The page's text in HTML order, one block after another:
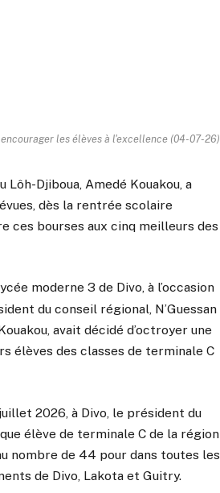
les élèves à l'excellence (04-07-26)
Djiboua, Amedé Kouakou, a
dès la rentrée scolaire
ces bourses aux cinq meilleurs des
moderne 3 de Divo, à l’occasion
du conseil régional, N’Guessan
avait décidé d’octroyer une
élèves des classes de terminale C
2026, à Divo, le président du
élève de terminale C de la région
nombre de 44 pour dans toutes les
de Divo, Lakota et Guitry.